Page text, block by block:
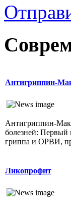
Антигриппин-
Антигриппин-
болезней: Первый
гриппа и ОРВИ,
Ликопрофит